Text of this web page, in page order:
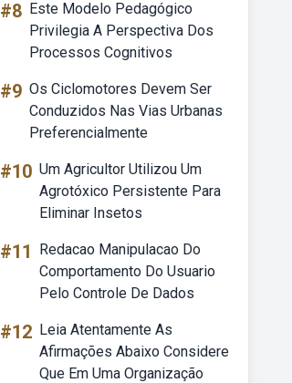
#8 Este Modelo Pedagógico
Privilegia A Perspectiva Dos
Processos Cognitivos
#9 Os Ciclomotores Devem Ser
Conduzidos Nas Vias Urbanas
Preferencialmente
#10 Um Agricultor Utilizou Um
Agrotóxico Persistente Para
Eliminar Insetos
#11
Redacao Manipulacao Do
Comportamento Do Usuario
Pelo Controle De Dados
#12 Leia Atentamente As
Afirmações Abaixo Considere
Que Em Uma Organização